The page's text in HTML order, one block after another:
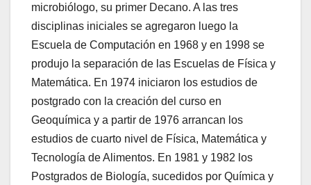
microbiólogo, su primer Decano. A las tres
disciplinas iniciales se agregaron luego la
Escuela de Computación en 1968 y en 1998 se
produjo la separación de las Escuelas de Física y
Matemática. En 1974 iniciaron los estudios de
postgrado con la creación del curso en
Geoquímica y a partir de 1976 arrancan los
estudios de cuarto nivel de Física, Matemática y
Tecnología de Alimentos. En 1981 y 1982 los
Postgrados de Biología, sucedidos por Química y